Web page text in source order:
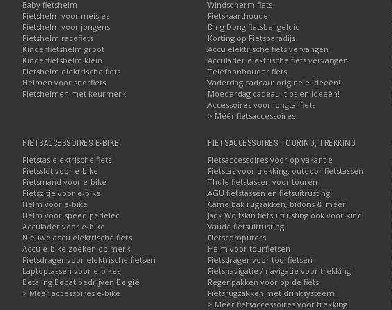
Baby fietshelm
Fietshelm voor meisjes
Fietshelm voor jongens
Fietshelm racefiets
Kinderfietshelm groot
Kinderfietshelm klein
Fietshelm elektrische fiets
Helmen voor snorfiets
Fietshelmen met keurmerk
Windscherm fiets
Fietskaarthouder
Ding Dong fietsbel geluid
Korting op Fietsparadijs
Accu elektrische fiets vervangen
Acculader elektrische fiets vervangen
Telefoonhouder fiets
Vaderdag cadeau: originele ideeën!
Moederdag cadeau: tips en ideeën!
Accessoires voor longtailfiets
> Méér fietsaccessoires
FIETSACCESSOIRES E-BIKE
Fietstas elektrische fiets
Fietsslot voor e-bike
Fietsmand voor e-bike
Fietszitje voor e-bike
Helm voor e-bike
Helm voor speed pedelec
Acculader voor e-bike
Nieuwe accu elektrische fiets
Accu e-bike zoeken op merk
Fietsdrager voor elektrische fietsen
Laptoptassen voor e-bikes
Betaling Bebat bedrijven België
> Méér accessoires e-bike
FIETSACCESSOIRES TOURING, TREKKING
Fietsaccessoires voor op vakantie
Fietstas voor trekking: outdoor fietstassen
Thule fietstassen voor touren
AGU fietstassen en fietsuitrusting
Camelbak rugzakken, bidons & méér
Jack Wolfskin fietsuitrusting ook voor kind
Vaude fietsuitrusting
Fietscomputers
Helm voor tourfietsen
Fietsdrager voor tourfietsen
Fietsnavigatie / navigatie voor trekking
Regenpakken voor op de fiets
Fietsrugzakken met drinksysteem
> Méér fietsaccessoires voor trekking